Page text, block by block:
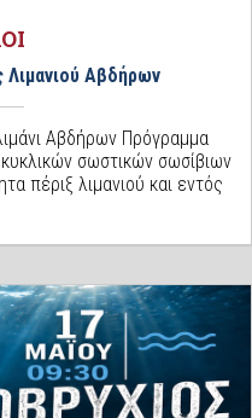
Λιμανιού Αβδήρων
Αβδήρων Πρόγραμμα
σωστικών σωσίβιων
πέριξ λιμανιού και εντός